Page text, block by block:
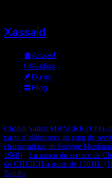
Xassaid
Accueil
Audios
Durus
Blog
Cheikh Saliou MBACKE (1990-
pacte d’allégeance au rang de
charismatique de Serigne
1968)
La raison du service de
du CHEIKH à partir de 1301H.
Bamba